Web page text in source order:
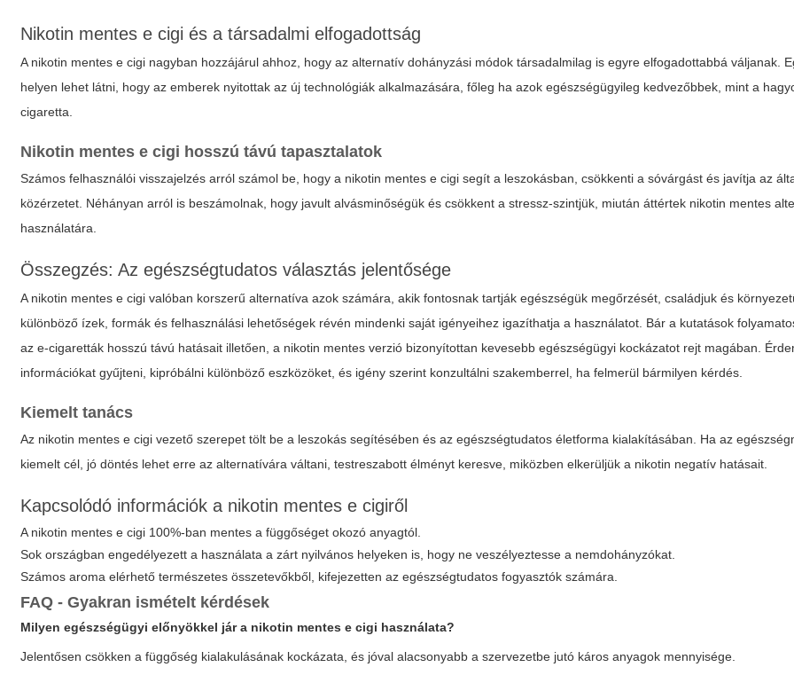
Nikotin mentes e cigi és a társadalmi elfogadottság
A nikotin mentes e cigi nagyban hozzájárul ahhoz, hogy az alternatív dohányzási módok társadalmilag is egyre elfogadottabbá váljanak.
helyen lehet látni, hogy az emberek nyitottak az új technológiák alkalmazására, főleg ha azok egészségügyileg kedvezőbbek, mint a
cigaretta.
Nikotin mentes e cigi hosszú távú tapasztalatok
Számos felhasználói visszajelzés arról számol be, hogy a nikotin mentes e cigi segít a leszokásban, csökkenti a sóvárgást és javítja az
közérzetet. Néhányan arról is beszámolnak, hogy javult alvásminőségük és csökkent a stressz-szintjük, miután áttértek nikotin mentes
használatára.
Összegzés: Az egészségtudatos választás jelentősége
A nikotin mentes e cigi valóban korszerű alternatíva azok számára, akik fontosnak tartják egészségük megőrzését, családjuk és
különböző ízek, formák és felhasználási lehetőségek révén mindenki saját igényeihez igazíthatja a használatot. Bár a kutatások
az e-cigaretták hosszú távú hatásait illetően, a nikotin mentes verzió bizonyítottan kevesebb egészségügyi kockázatot rejt magában.
információkat gyűjteni, kipróbálni különböző eszközöket, és igény szerint konzultálni szakemberrel, ha felmerül bármilyen kérdés.
Kiemelt tanács
Az nikotin mentes e cigi vezető szerepet tölt be a leszokás segítésében és az egészségtudatos életforma kialakításában. Ha az
kiemelt cél, jó döntés lehet erre az alternatívára váltani, testreszabott élményt keresve, miközben elkerüljük a nikotin negatív hatásait.
Kapcsolódó információk a nikotin mentes e cigiről
A nikotin mentes e cigi 100%-ban mentes a függőséget okozó anyagtól.
Sok országban engedélyezett a használata a zárt nyilvános helyeken is, hogy ne veszélyeztesse a nemdohányzókat.
Számos aroma elérhető természetes összetevőkből, kifejezetten az egészségtudatos fogyasztók számára.
FAQ - Gyakran ismételt kérdések
Milyen egészségügyi előnyökkel jár a nikotin mentes e cigi használata?
Jelentősen csökken a függőség kialakulásának kockázata, és jóval alacsonyabb a szervezetbe jutó káros anyagok mennyisége.